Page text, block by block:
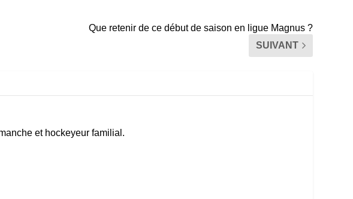
Que retenir de ce début de saison en ligue Magnus ?
SUIVANT
et hockeyeur familial.